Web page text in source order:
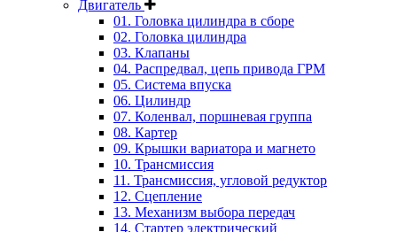
Двигатель
01. Головка цилиндра в сборе
02. Головка цилиндра
03. Клапаны
04. Распредвал, цепь привода ГРМ
05. Система впуска
06. Цилиндр
07. Коленвал, поршневая группа
08. Картер
09. Крышки вариатора и магнето
10. Трансмиссия
11. Трансмиссия, угловой редуктор
12. Сцепление
13. Механизм выбора передач
14. Стартер электрический